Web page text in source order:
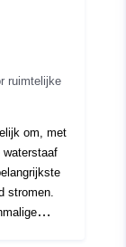
te
voor
van
met de
ruimtelijke
om, met
stromen.